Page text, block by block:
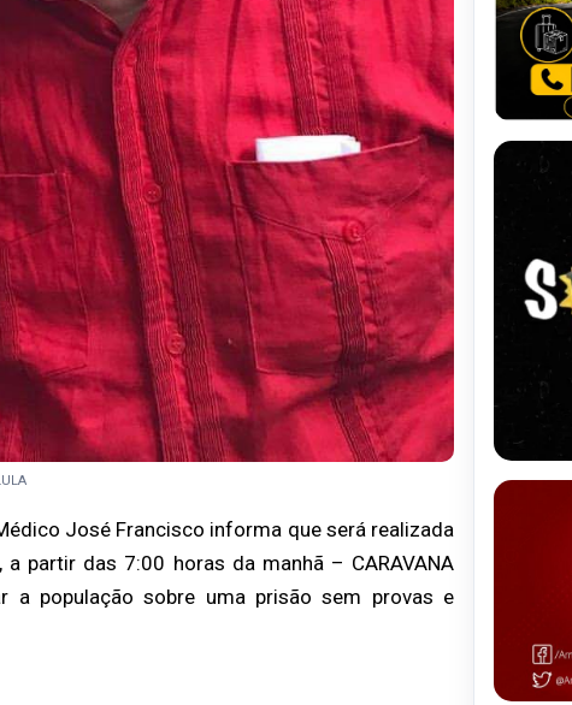
José Francisco informa que será realizada
partir das 7:00 horas da manhã – CARAVANA
a população sobre uma prisão sem provas e